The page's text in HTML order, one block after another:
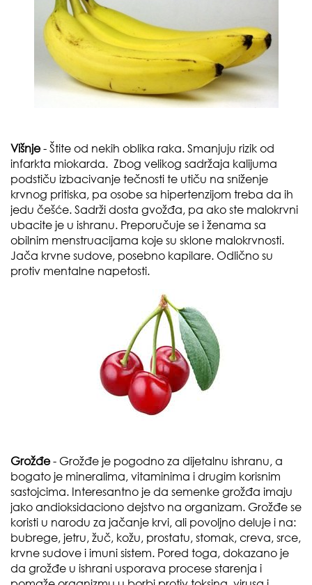
Višnje- Štite od nekih oblika raka. Smanjuju rizik od
infarkta miokarda. Zbog velikog sadržaja kalijuma
podstiču izbacivanje tečnosti te utiču na sniženje
krvnog pritiska, pa osobe sa hipertenzijom treba da ih
jedu češće. Sadrži dosta gvožđa, pa ako ste malokrvni
ubacite je u ishranu. Preporučuje se i ženama sa
obilnim menstruacijama koje su sklone malokrvnosti.
Jača krvne sudove, posebno kapilare. Odlično su
protiv mentalne napetosti.
Grožđe- Grožđe je pogodno za dijetalnu ishranu, a
bogato je mineralima, vitaminima i drugim korisnim
sastojcima. Interesantno je da semenke grožđa imaju
jako andioksidaciono dejstvo na organizam. Grožđe se
koristi u narodu za jačanje krvi, ali povoljno deluje i na:
bubrege, jetru, žuč, kožu, prostatu, stomak, creva, srce,
krvne sudove i imuni sistem. Pored toga, dokazano je
da grožđe u ishrani usporava procese starenja i